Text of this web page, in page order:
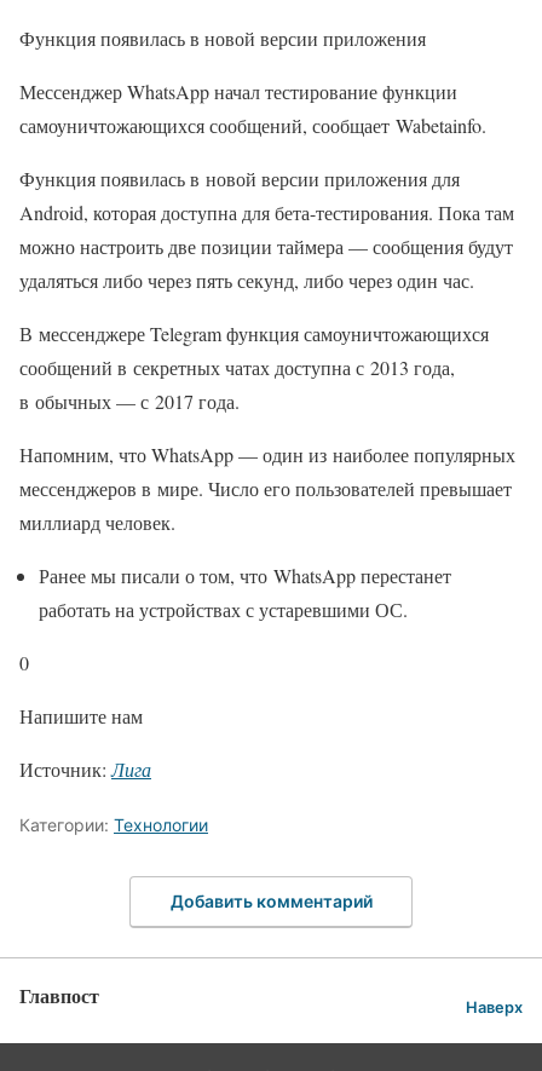
Функция появилась в новой версии приложения
Мессенджер WhatsApp начал тестирование функции
самоуничтожающихся сообщений, сообщает Wabetainfo.
Функция появилась в новой версии приложения для
Android, которая доступна для бета-тестирования. Пока там
можно настроить две позиции таймера — сообщения будут
удаляться либо через пять секунд, либо через один час.
В мессенджере Telegram функция самоуничтожающихся
сообщений в секретных чатах доступна с 2013 года,
в обычных — с 2017 года.
Напомним, что WhatsApp — один из наиболее популярных
мессенджеров в мире. Число его пользователей превышает
миллиард человек.
Ранее мы писали о том, что WhatsApp перестанет
работать на устройствах с устаревшими ОС.
0
Напишите нам
Источник:Лига
Категории: Технологии
Добавить комментарий
Главпост Наверх